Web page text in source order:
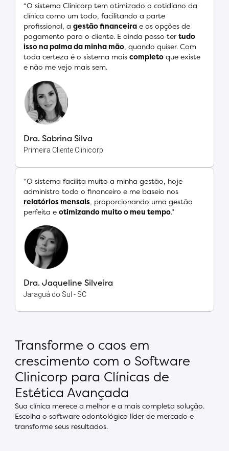
“O sistema Clinicorp tem otimizado o cotidiano da
clínica como um todo, facilitando a parte
profissional, a gestão financeira e as opções de
pagamento para o cliente. E ainda posso ter tudo
isso na palma da minha mão, quando quiser. Com
toda certeza é o sistema mais completo que existe
e não me vejo mais sem.
Dra. Sabrina Silva
Primeira Cliente Clinicorp
“O sistema facilita muito a minha gestão, hoje
administro todo o financeiro e me baseio nos
relatórios mensais, proporcionando uma gestão
perfeita e otimizando muito o meu tempo.”
Dra. Jaqueline Silveira
Jaraguá do Sul - SC
Transforme o caos em
crescimento com o Software
Clinicorp para Clínicas de
Estética Avançada
Sua clínica merece a melhor e a mais completa solução.
Escolha o software odontológico líder de mercado e
transforme seus resultados.